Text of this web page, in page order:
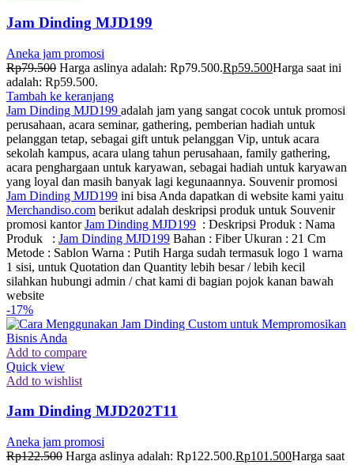
Jam Dinding MJD199
Aneka jam promosi
Rp79.500 Harga aslinya adalah: Rp79.500.Rp59.500Harga saat ini
adalah: Rp59.500.
Tambah ke keranjang
Jam Dinding MJD199 adalah jam yang sangat cocok untuk promosi
perusahaan, acara seminar, gathering, pemberian hadiah untuk
pelanggan tetap, sebagai gift untuk pelanggan Vip, untuk acara
sekolah kampus, acara ulang tahun perusahaan, family gathering,
acara penghargaan untuk karyawan, sebagai hadiah untuk karyawan
yang loyal dan masih banyak lagi kegunaannya. Souvenir promosi
Jam Dinding MJD199 ini bisa Anda dapatkan di website kami yaitu
Merchandiso.com berikut adalah deskripsi produk untuk Souvenir
promosi kantorJam Dinding MJD199 : Deskripsi Produk : Nama
Produk : Jam Dinding MJD199 Bahan : Fiber Ukuran : 21 Cm
Metode : Sablon Warna : Putih Harga sudah termasuk logo 1 warna
1 sisi, untuk Quotation dan Quantity lebih besar / lebih kecil
silahkan hubungi admin / chat kami di bagian pojok kanan bawah
website
-17%
Add to compare
Quick view
Add to wishlist
Jam Dinding MJD202T11
Aneka jam promosi
Rp122.500 Harga aslinya adalah: Rp122.500.Rp101.500Harga saat